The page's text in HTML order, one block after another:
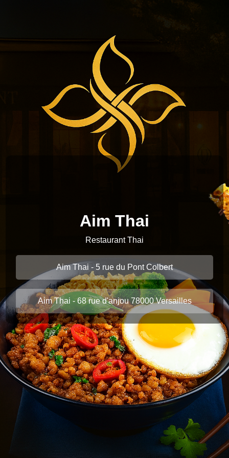
Aim Thai
Restaurant Thai
Aim Thai - 5 rue du Pont Colbert
Aim Thai - 68 rue d'anjou 78000 Versailles